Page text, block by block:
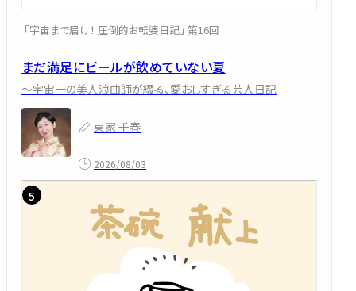
「宇宙まで届け！ 圧倒的お転婆日記」 第16回
まだ満足にビールが飲めていない夏
～宇宙一の美人浪曲師が綴る、愛おしすぎる芸人日記
東家 千春
2026/08/03